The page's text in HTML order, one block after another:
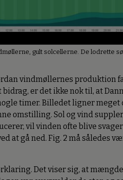
gult solcellerne. De lodrette
vindmøllernes produktion
er det ikke nok til, at
timer. Billedet ligner meget
omstilling. Sol og vind
vil vinden ofte blive
at gå ned. Fig. 2 må således
Det viser sig, at